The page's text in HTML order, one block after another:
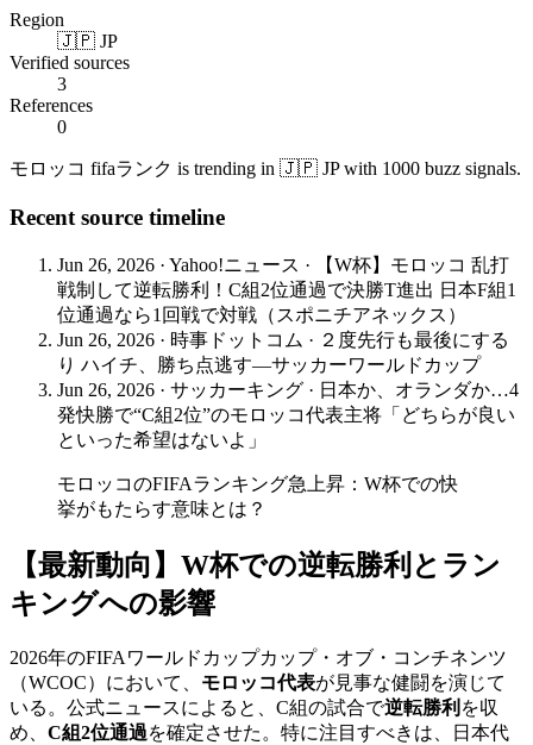
Region
🇯🇵 JP
Verified sources
3
References
0
モロッコ fifaランク is trending in 🇯🇵 JP with 1000 buzz signals.
Recent source timeline
Jun 26, 2026 · Yahoo!ニュース ·
【W杯】モロッコ 乱打
戦制して逆転勝利！C組2位通過で決勝T進出 日本F組1
位通過なら1回戦で対戦（スポニチアネックス）
Jun 26, 2026 · 時事ドットコム · ２度先行も最後にする
り ハイチ、勝ち点逃す―サッカーワールドカップ
Jun 26, 2026 · サッカーキング · 日本か、オランダか…4
発快勝で“C組2位”のモロッコ代表主将「どちらが良い
といった希望はないよ」
モロッコのFIFAランキング急上昇：W杯での快
挙がもたらす意味とは？
【最新動向】W杯での逆転勝利とラン
キングへの影響
2026年のFIFAワールドカップカップ・オブ・コンチネンツ
（WCOC）において、 モロッコ代表が見事な健闘を演じて
いる。公式ニュースによると、C組の試合で逆転勝利 を収
め、 C組2位通過を確定させた。特に注目すべきは、日本代